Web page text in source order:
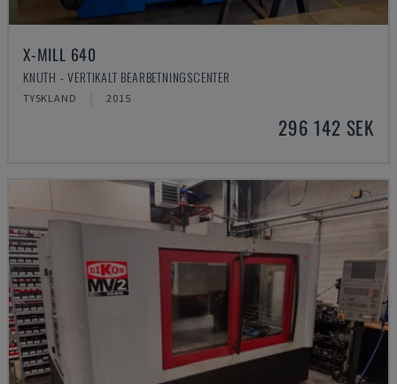
X-MILL 640
KNUTH - VERTIKALT BEARBETNINGSCENTER
TYSKLAND 2015
296 142 SEK